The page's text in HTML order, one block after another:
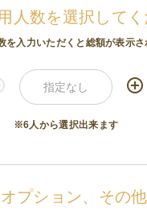
人数を選択して
を入力いただくと総額が表示
※6人から選択出来ます
プション、その